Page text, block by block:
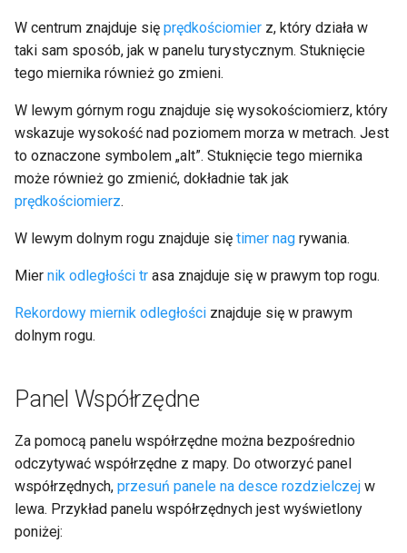
W centrum znajduje się prędkościomier z, który działa w
taki sam sposób, jak w panelu turystycznym. Stuknięcie
tego miernika również go zmieni.
W lewym górnym rogu znajduje się wysokościomierz, który
wskazuje wysokość nad poziomem morza w metrach. Jest
to oznaczone symbolem „alt”. Stuknięcie tego miernika
może również go zmienić, dokładnie tak jak
prędkościomierz.
W lewym dolnym rogu znajduje się timer nag rywania.
Mier nik odległości tr asa znajduje się w prawym top rogu.
Rekordowy miernik odległości znajduje się w prawym
dolnym rogu.
Panel Współrzędne
Za pomocą panelu współrzędne można bezpośrednio
odczytywać współrzędne z mapy. Do otworzyć panel
współrzędnych, przesuń panele na desce rozdzielczej w
lewa. Przykład panelu współrzędnych jest wyświetlony
poniżej: